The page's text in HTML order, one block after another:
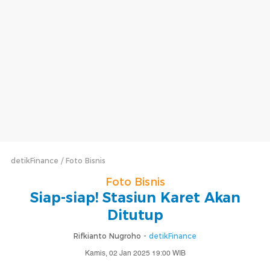
detikFinance Foto Bisnis
Foto Bisnis
Siap-siap! Stasiun Karet Akan
Ditutup
Rifkianto Nugroho - detikFinance
Kamis, 02 Jan 2025 19:00 WIB